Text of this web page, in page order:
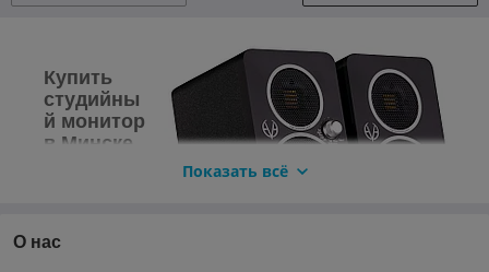
Купить
студийны
й монитор
в Минске
акустических
Показать всё
О нас